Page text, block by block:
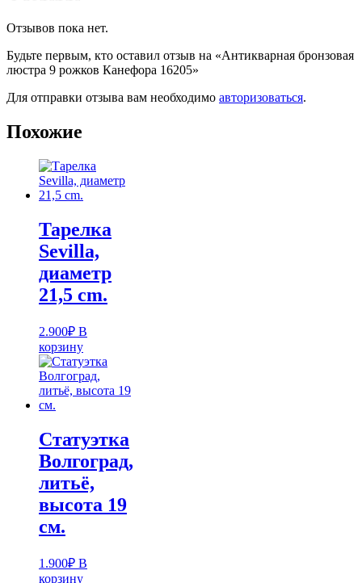
Отзывов пока нет.
Будьте первым, кто оставил отзыв на «Антикварная бронзовая
люстра 9 рожков Канефора 16205»
Для отправки отзыва вам необходимо авторизоваться.
Похожие
Тарелка
Sevilla,
диаметр
21,5 cm.
2.900₽ В
корзину
Статуэтка
Волгоград,
литьё,
высота 19
см.
1.900₽ В
корзину